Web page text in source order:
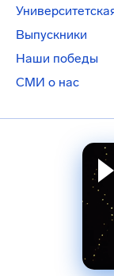
Выпускники
Наши победы
СМИ о нас